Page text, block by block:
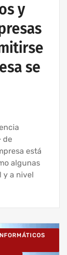
y
se
de
está
algunas
y a nivel